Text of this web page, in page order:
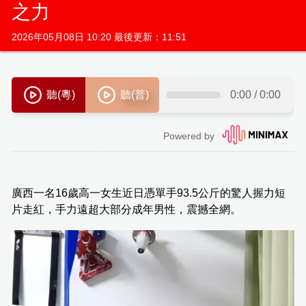
之力
2026年05月08日 10:20 最後更新：11:51
廣西一名16歲高一女生近日憑單手93.5公斤的驚人握力短
片走紅，手力遠超大部分成年男性，震撼全網。